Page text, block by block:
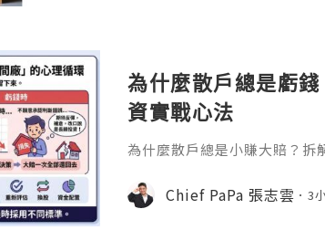
為什麼散戶總是虧
資實戰心法
為什麼散戶總是小賺大賠？拆
建立更客觀的買賣換股、換位
Chief PaPa 張志雲 3